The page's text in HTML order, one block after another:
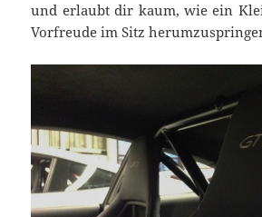
und erlaubt dir kaum, wie ein
Vorfreude im Sitz